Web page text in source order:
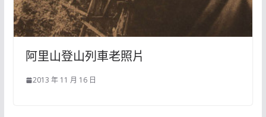
阿里山登山列車老照片
2013 年 11 月 16 日